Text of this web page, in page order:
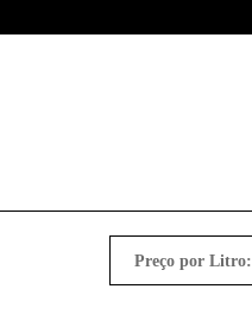
Preço por Litro: